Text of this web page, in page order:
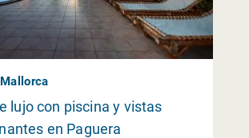
lujo con piscina y vistas
en Paguera